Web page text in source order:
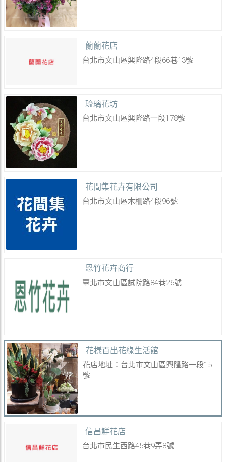
蘭蘭花店
台北市文山區興隆路4段66巷13號
琉璃花坊
台北市文山區興隆路一段178號
花間集花卉有限公司
台北市文山區木柵路4段96號
恩竹花卉商行
臺北市文山區試院路84巷26號
花樣百出花綠生活館
花店地址：台北市文山區興隆路一段15
號
信昌鮮花店
台北市民生西路45巷9弄8號